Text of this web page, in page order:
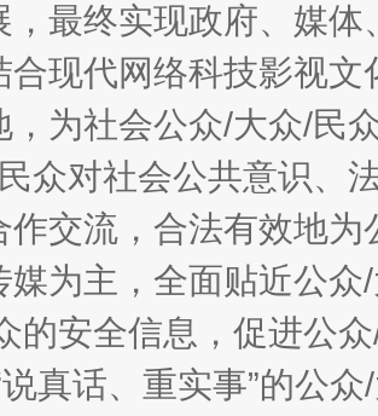
，最终实现政府、媒
合现代网络科技影视
，为社会公众/大众/民
众对社会公共意识、
作交流，合法有效地
媒为主，全面贴近公
的安全信息，促进公
说真话、重实事”的公